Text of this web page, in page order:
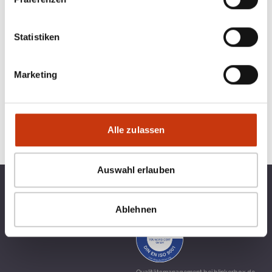
Statistiken
Marketing
Alle zulassen
Auswahl erlauben
Ablehnen
TOP KATEGORIEN BLINKERBOX